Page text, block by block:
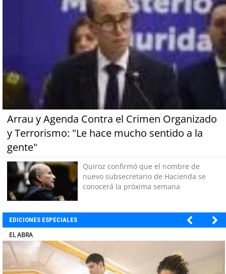
Arrau y Agenda Contra el Crimen Organizado
y Terrorismo: "Le hace mucho sentido a la
gente"
Quiroz confirmó que el nombre de
nuevo subsecretario de Hacienda se
conocerá la próxima semana
EDICIONES ESPECIALES
ELECTROLUX